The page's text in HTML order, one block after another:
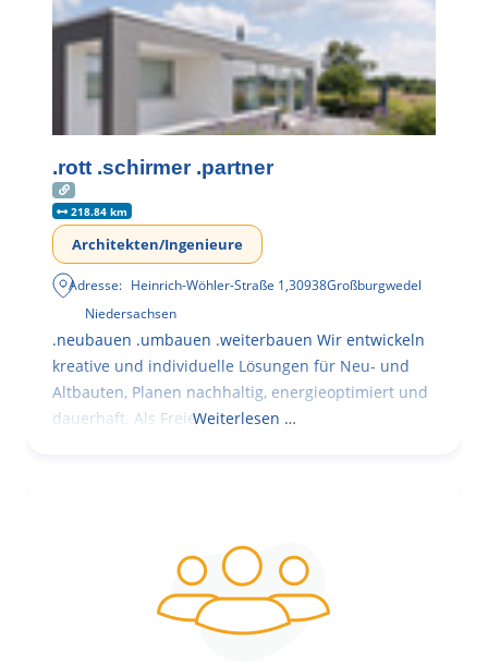
.rott .schirmer .partner
218.84 km
Architekten/Ingenieure
Adresse: Heinrich-Wöhler-Straße 1,30938Großburgwedel
Niedersachsen
.neubauen .umbauen .weiterbauen Wir entwickeln
kreative und individuelle Lösungen für Neu- und
Altbauten, Planen nachhaltig, energieoptimiert und
dauerhaft. Als FreieWeiterlesen …